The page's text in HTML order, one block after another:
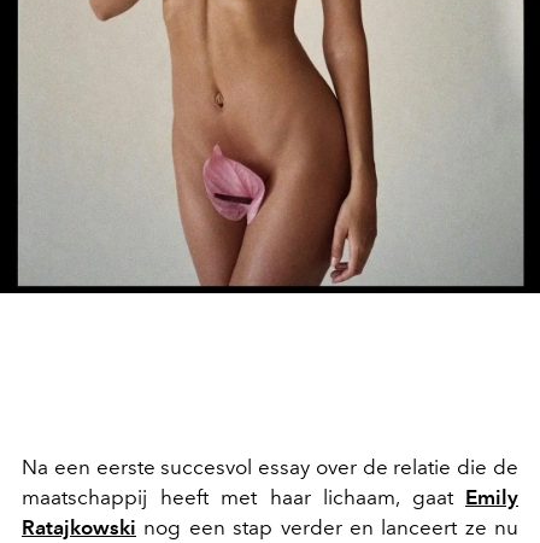
Na een eerste succesvol essay over de relatie die de
maatschappij heeft met haar lichaam, gaat Emily
Ratajkowski nog een stap verder en lanceert ze nu